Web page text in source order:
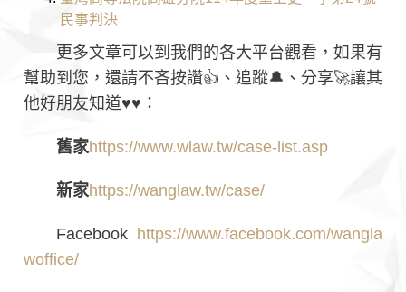
民事判決
更多文章可以到我們的各大平台觀看，如果有
幫助到您，還請不吝按讚👍、追蹤🔔、分享🚀讓其
他好朋友知道♥♥：
舊家https://www.wlaw.tw/case-list.asp
新家https://wanglaw.tw/case/
Facebook https://www.facebook.com/wangla
woffice/